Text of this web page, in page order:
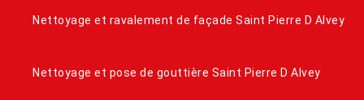
Nettoyage et ravalement de façade Saint Pierre D Alvey
Nettoyage et pose de gouttière Saint Pierre D Alvey